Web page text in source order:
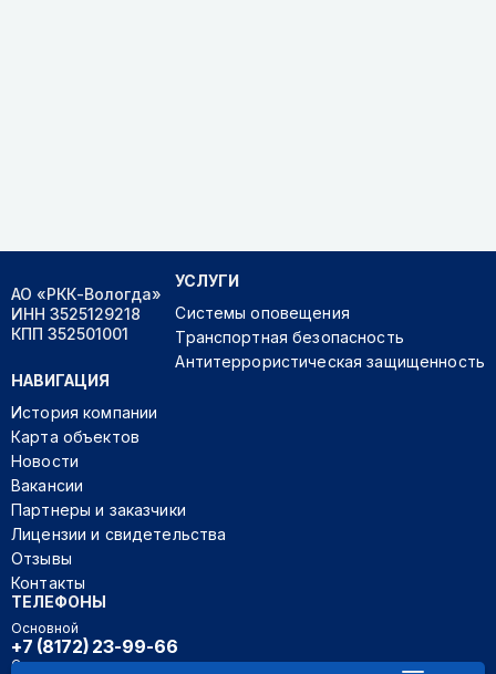
АО «РКК-Вологда»
ИНН 3525129218
КПП 352501001
УСЛУГИ
Системы оповещения
Транспортная безопасность
Антитеррористическая защищенность
НАВИГАЦИЯ
История компании
Карта объектов
Новости
Вакансии
Партнеры и заказчики
Лицензии и свидетельства
Отзывы
Контакты
ТЕЛЕФОНЫ
Основной
+7 (8172) 23-99-66
Секретарь руководителя